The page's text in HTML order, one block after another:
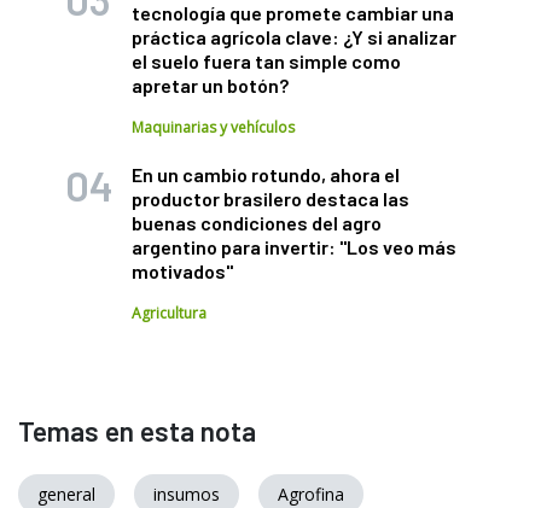
tecnología que promete cambiar una
práctica agrícola clave: ¿Y si analizar
el suelo fuera tan simple como
apretar un botón?
Maquinarias y vehículos
En un cambio rotundo, ahora el
productor brasilero destaca las
buenas condiciones del agro
argentino para invertir: "Los veo más
motivados"
Agricultura
Temas en esta nota
general insumos Agrofina